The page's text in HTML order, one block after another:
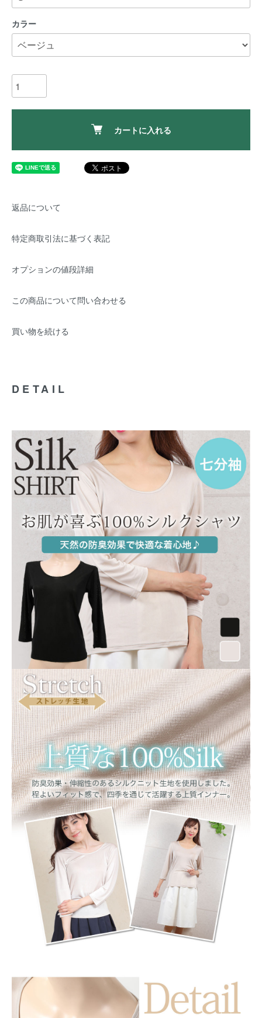
カラー
カートに入れる
返品について
特定商取引法に基づく表記
オプションの値段詳細
この商品について問い合わせる
買い物を続ける
DETAIL